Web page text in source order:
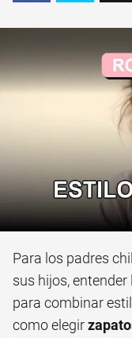
Para los padres
sus hijos, entender
para combinar
como elegir